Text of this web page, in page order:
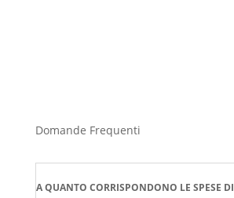
Domande Frequenti
A QUANTO CORRISPONDONO LE SPESE DI